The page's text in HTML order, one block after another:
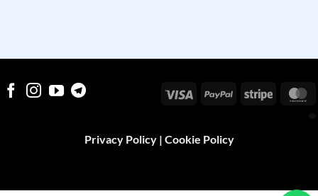
Privacy Policy| Cookie Policy
Visa PayPal Stripe